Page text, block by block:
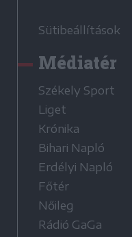
Sütibeállítások
Médiatér
Székely Sport
Liget
Krónika
Bihari Napló
Erdélyi Napló
Főtér
Nőileg
Rádió GaGa